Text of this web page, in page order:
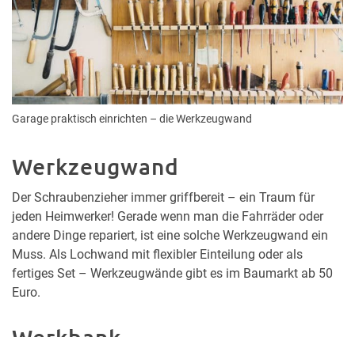
Garage praktisch einrichten – die Werkzeugwand
Werkzeugwand
Der Schraubenzieher immer griffbereit – ein Traum für
jeden Heimwerker! Gerade wenn man die Fahrräder oder
andere Dinge repariert, ist eine solche Werkzeugwand ein
Muss. Als Lochwand mit flexibler Einteilung oder als
fertiges Set – Werkzeugwände gibt es im Baumarkt ab 50
Euro.